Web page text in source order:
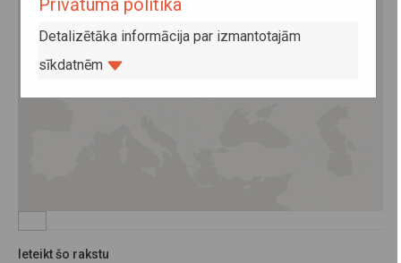
Ieteikt šo rakstu
Privātuma politika
Detalizētāka informācija par izmantotajām
sīkdatnēm